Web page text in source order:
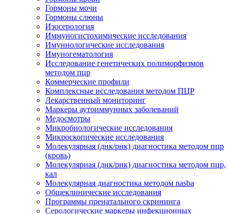
Гормоны мочи
Гормоны слюны
Изосерология
Иммуногистохимические исследования
Имуннологические исследования
Имуногематология
Исследование генетических полиморфизмов
методом пцр
Коммерческие профили
Комплексные исследования методом ПЦР
Лекарственный мониторинг
Маркеры аутоиммунных заболеваний
Медосмотры
Микробиологические исследования
Микроскопические исследования
Молекулярная (днк/рнк) диагностика методом пцр
(кровь)
Молекулярная (днк/рнк) диагностика методом пцр,
кал
Молекулярная диагностика методом nasba
Общеклинические исследования
Программы пренатального скрининга
Серологические маркеры инфекционных